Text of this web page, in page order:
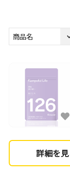
詳細を